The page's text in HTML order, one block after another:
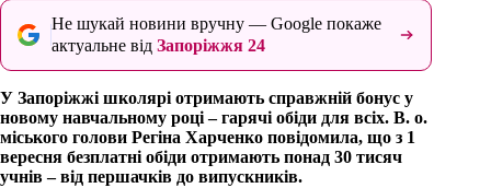
Не шукай новини вручну — Google покаже
актуальне від Запоріжжя 24
У Запоріжжі школярі отримають справжній бонус у
новому навчальному році – гарячі обіди для всіх. В. о.
міського голови Регіна Харченко повідомила, що з 1
вересня безплатні обіди отримають понад 30 тисяч
учнів – від першачків до випускників.